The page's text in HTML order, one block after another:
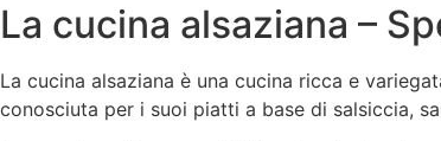
La cucina alsaziana –
La cucina alsaziana è una cucina ricca e
conosciuta per i suoi piatti a base di salsiccia,